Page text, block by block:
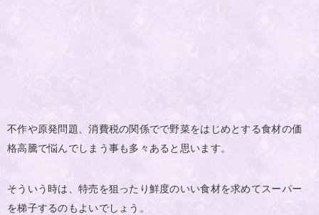
不作や原発問題、消費税の関係でで野菜をはじめとする食材の価
格高騰で悩んでしまう事も多々あると思います。
そういう時は、特売を狙ったり鮮度のいい食材を求めてスーパー
を梯子するのもよいでしょう。